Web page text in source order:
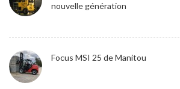
nouvelle génération
Focus MSI 25 de Manitou